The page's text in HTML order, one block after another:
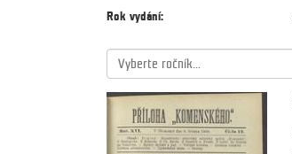
Rok vydání:
Vyberte ročník...